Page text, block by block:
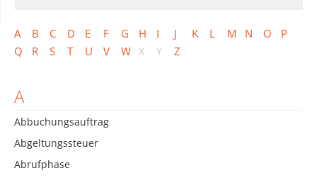
A B C D E F G H I J K L M N O
P
Q
R S T U V W X Y Z
A
Abbuchungsauftrag
Abgeltungssteuer
Abrufphase